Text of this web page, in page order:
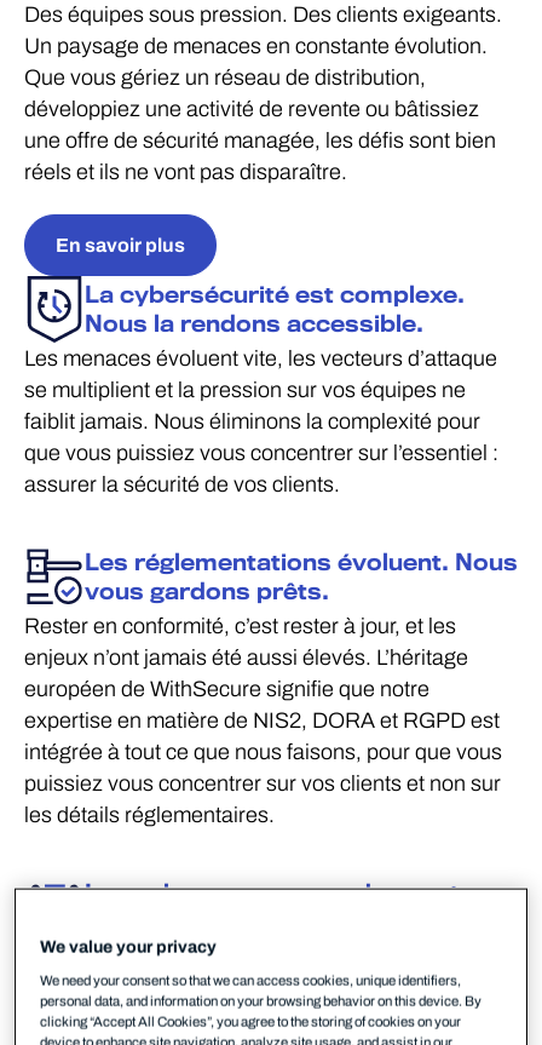
Des équipes sous pression. Des clients exigeants.
Un paysage de menaces en constante évolution.
Que vous gériez un réseau de distribution,
développiez une activité de revente ou bâtissiez
une offre de sécurité managée, les défis sont bien
réels et ils ne vont pas disparaître.
En savoir plus
La cybersécurité est complexe.
Nous la rendons accessible.
Les menaces évoluent vite, les vecteurs d’attaque
se multiplient et la pression sur vos équipes ne
faiblit jamais. Nous éliminons la complexité pour
que vous puissiez vous concentrer sur l’essentiel :
assurer la sécurité de vos clients.
Les réglementations évoluent. Nous
vous gardons prêts.
Rester en conformité, c’est rester à jour, et les
enjeux n’ont jamais été aussi élevés. L’héritage
européen de WithSecure signifie que notre
expertise en matière de NIS2, DORA et RGPD est
intégrée à tout ce que nous faisons, pour que vous
puissiez vous concentrer sur vos clients et non sur
les détails réglementaires.
Les cybermenaces ne dorment
Avec WithSecure à vos côtés, vos clients
bénéficient d’une protection 24h/24 et vos équipes
peuvent souffler. Nous fournissons la surveillance
We value your privacy
We need your consent so that we can access cookies, unique identifiers,
personal data, and information on your browsing behavior on this device. By
clicking “Accept All Cookies”, you agree to the storing of cookies on your